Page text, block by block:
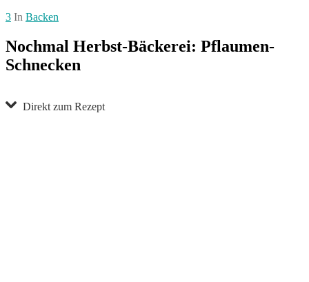
3 In Backen
Nochmal Herbst-Bäckerei: Pflaumen-
Schnecken
Direkt zum Rezept